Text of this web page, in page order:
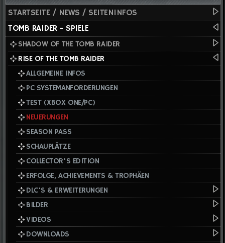
STARTSEITE / NEWS / SEITENINFOS
TOMB RAIDER - SPIELE
SHADOW OF THE TOMB RAIDER
RISE OF THE TOMB RAIDER
ALLGEMEINE INFOS
PC SYSTEMANFORDERUNGEN
TEST (XBOX ONE/PC)
NEUERUNGEN
SEASON PASS
SCHAUPLÄTZE
COLLECTOR'S EDITION
ERFOLGE, ACHIEVEMENTS & TROPHÄEN
DLC'S & ERWEITERUNGEN
BILDER
VIDEOS
DOWNLOADS